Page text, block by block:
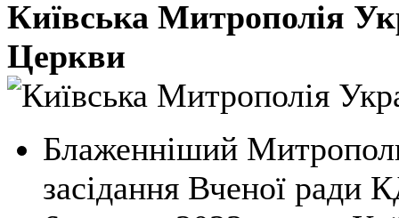
Київська Митрополія
Церкви
Блаженніший
засідання Вченої ради